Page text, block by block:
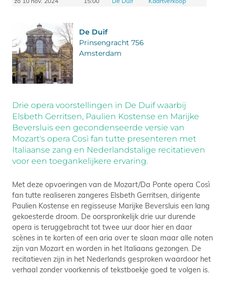
De Duif
Prinsengracht 756
Amsterdam
Drie opera voorstellingen in De Duif waarbij
Elsbeth Gerritsen, Paulien Kostense en Marijke
Beversluis een gecondenseerde versie van
Mozart's opera Così fan tutte presenteren met
Italiaanse zang en Nederlandstalige recitatieven
voor een toegankelijkere ervaring.
Met deze opvoeringen van de Mozart/Da Ponte opera Così
fan tutte realiseren zangeres Elsbeth Gerritsen, dirigente
Paulien Kostense en regisseuse Marijke Beversluis een lang
gekoesterde droom. De oorspronkelijk drie uur durende
opera is teruggebracht tot twee uur door hier en daar
scènes in te korten of een aria over te slaan maar alle noten
zijn van Mozart en worden in het Italiaans gezongen. De
recitatieven zijn in het Nederlands gesproken waardoor het
verhaal zonder voorkennis of tekstboekje goed te volgen is.